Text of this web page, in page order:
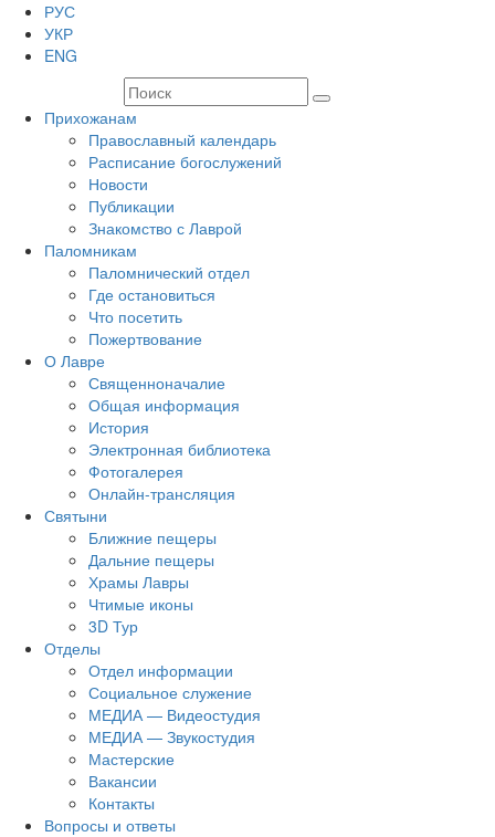
РУС
УКР
ENG
Прихожанам
Православный календарь
Расписание богослужений
Новости
Публикации
Знакомство с Лаврой
Паломникам
Паломнический отдел
Где остановиться
Что посетить
Пожертвование
О Лавре
Священноначалие
Общая информация
История
Электронная библиотека
Фотогалерея
Онлайн-трансляция
Святыни
Ближние пещеры
Дальние пещеры
Храмы Лавры
Чтимые иконы
3D Тур
Отделы
Отдел информации
Социальное служение
МЕДИА — Видеостудия
МЕДИА — Звукостудия
Мастерские
Вакансии
Контакты
Вопросы и ответы